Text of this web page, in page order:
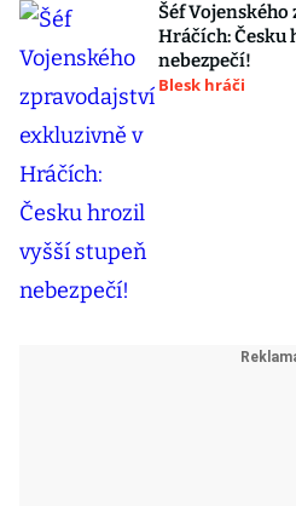
Šéf
Hráčích: Česku
nebezpečí!
Blesk hráči